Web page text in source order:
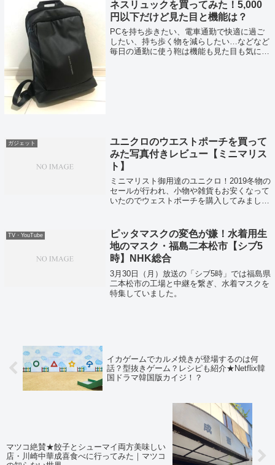
ネスリュックを買ってみた！5,000
円以下だけど見た目と機能は？
PCを持ち歩きたい、電車通勤で快適に過ご
したい、持ち歩く物を減らしたい…などなど
毎日の通勤に使う鞄は機能も見た目も気にな
ガジェット
ユニクロのウエストポーチを買って
みた写真付きレビュー【ミニマリス
ト】
ミニマリスト御用達のユニクロ！2019冬物の
セールが行われ、小物や雑貨もお安くなって
いたのでウェストポーチを購入してみまし
TV・YouTube
ピッタマスクの変色が嫌！水着用生
地のマスク・福島二本松市【シブ5
時】NHK総合
3月30日（月）放送の「シブ5時」では福島県
二本松市の工場と中継を繋ぎ、水着マスクを
特集していました。
イカゲームでカルメ焼きが登場するのは何
話？型抜きゲーム？レシピも紹介★Netflix韓
国ドラマ韓国版カイジ！？
マツコ絶賛★餃子とシューマイ両方美味しい
店・川崎中華成喜食べに行ってみた｜マツコ